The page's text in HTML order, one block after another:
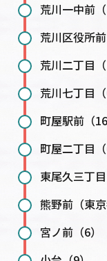
荒川一中前
荒川区役所前
荒川二丁目
荒川七丁目（
町屋駅前（16
町屋二丁目（
東尾久三丁目
熊野前（東
宮ノ前（6）